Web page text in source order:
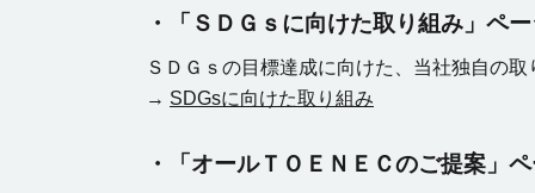
・「ＳＤＧｓに向けた取り組み」ペ
ＳＤＧｓの目標達成に向けた、当社独自の
→ SDGsに向けた取り組み
・「オールＴＯＥＮＥＣのご提案」